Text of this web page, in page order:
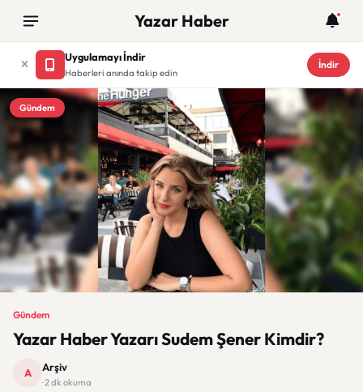
Yazar Haber
Uygulamayı İndir
Haberleri anında takip edin
İndir
Gündem
Gündem
Yazar Haber Yazarı Sudem Şener Kimdir?
A Arşiv
· 2 dk okuma